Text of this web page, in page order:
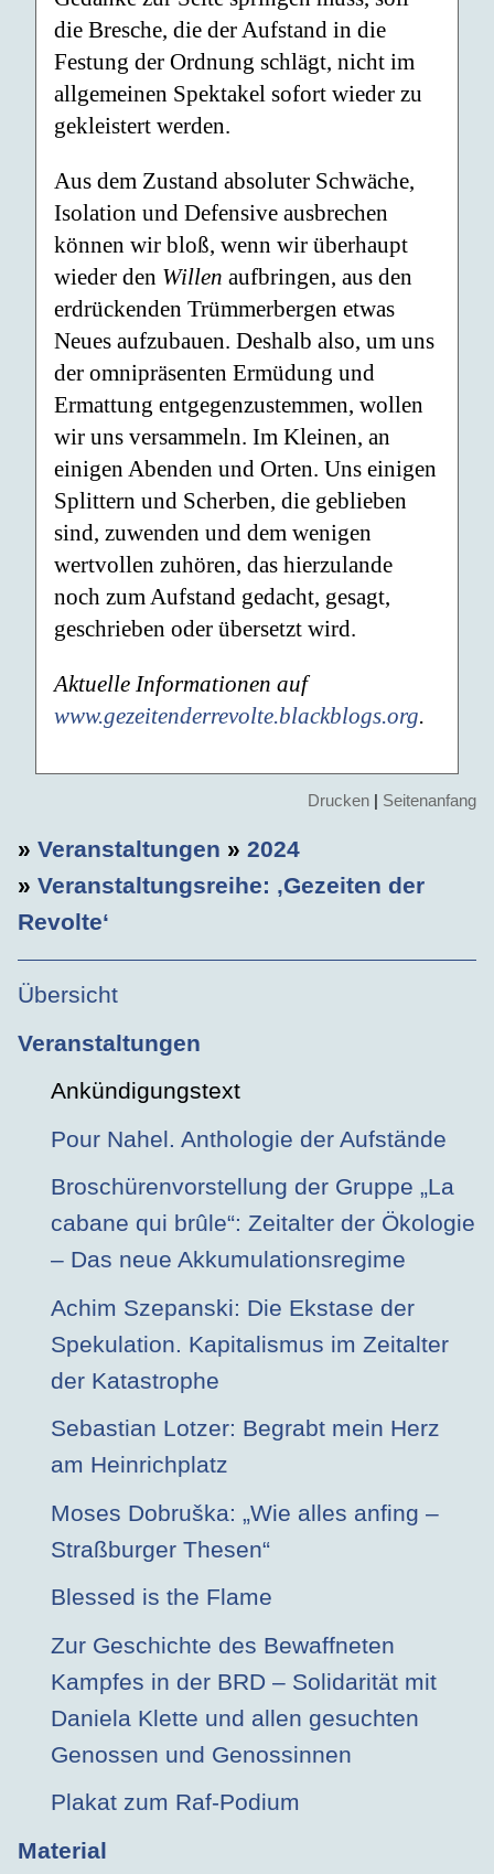
die Bresche, die der Aufstand in die
Festung der Ordnung schlägt, nicht im
allgemeinen Spektakel sofort wieder zu
gekleistert werden.
Aus dem Zustand absoluter Schwäche,
Isolation und Defensive ausbrechen
können wir bloß, wenn wir überhaupt
wieder den Willen aufbringen, aus den
erdrückenden Trümmerbergen etwas
Neues aufzubauen. Deshalb also, um uns
der omnipräsenten Ermüdung und
Ermattung entgegenzustemmen, wollen
wir uns versammeln. Im Kleinen, an
einigen Abenden und Orten. Uns einigen
Splittern und Scherben, die geblieben
sind, zuwenden und dem wenigen
wertvollen zuhören, das hierzulande
noch zum Aufstand gedacht, gesagt,
geschrieben oder übersetzt wird.
Aktuelle Informationen auf
www.gezeitenderrevolte.blackblogs.org.
Drucken | Seitenanfang
» Veranstaltungen » 2024
» Veranstaltungsreihe: ‚Gezeiten der
Revolte‘
Übersicht
Veranstaltungen
Ankündigungstext
Pour Nahel. Anthologie der Aufstände
Broschürenvorstellung der Gruppe „La
cabane qui brûle“: Zeitalter der Ökologie
– Das neue Akkumulationsregime
Achim Szepanski: Die Ekstase der
Spekulation. Kapitalismus im Zeitalter
der Katastrophe
Sebastian Lotzer: Begrabt mein Herz
am Heinrichplatz
Moses Dobruška: „Wie alles anfing –
Straßburger Thesen“
Blessed is the Flame
Zur Geschichte des Bewaffneten
Kampfes in der BRD – Solidarität mit
Daniela Klette und allen gesuchten
Genossen und Genossinnen
Plakat zum Raf-Podium
Material